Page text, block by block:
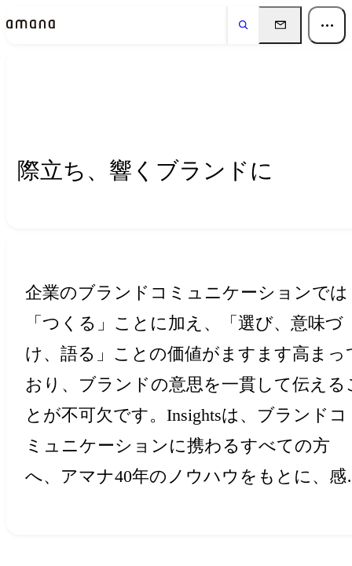
Insightsインサイト
際立ち、響くブランドに
企業のブランドコミュニケーションでは
「つくる」ことに加え、「選び、意味づ
け、語る」ことの価値がますます高まっ
おり、ブランドの意思を一貫して伝える
とが不可欠です。Insightsは、ブランドコ
ミュニケーションに携わるすべての方
へ、アマナ40年のノウハウをもとに、感